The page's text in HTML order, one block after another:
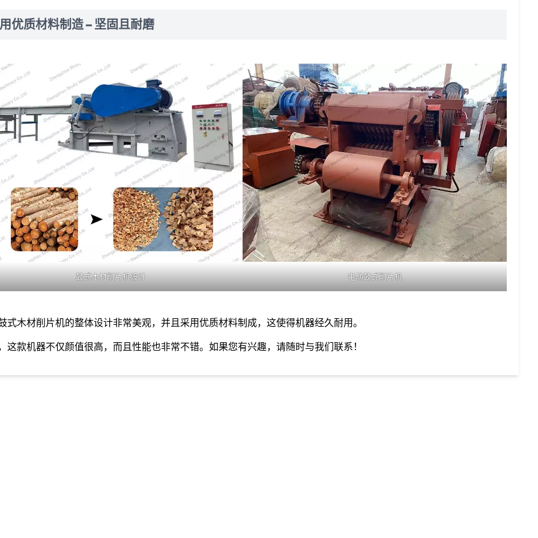
优质材料制造 – 坚固且耐磨
鼓式木材削片机设计 电动鼓式削片机
式木材削片机的整体设计非常美观，并且采用优质材料制成，这使得机器经久耐用。
这款机器不仅颜值很高，而且性能也非常不错。如果您有兴趣，请随时与我们联系！